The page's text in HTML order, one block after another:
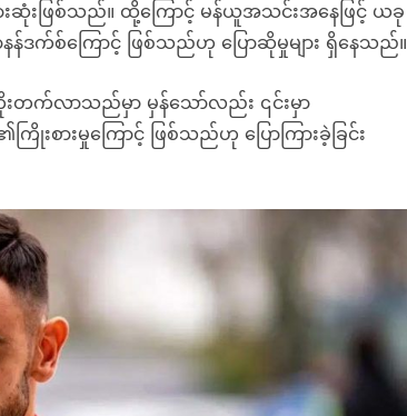
ဆုံးဖြစ်သည်။ ထို့ကြောင့် မန်ယူအသင်းအနေဖြင့် ယခု
န်ဒက်စ်ကြောင့် ဖြစ်သည်ဟု ပြောဆိုမှုများ ရှိနေသည်။
တက်လာသည်မှာ မှန်သော်လည်း ၎င်းမှာ
စားမှုကြောင့် ဖြစ်သည်ဟု ပြောကြားခဲ့ခြင်း